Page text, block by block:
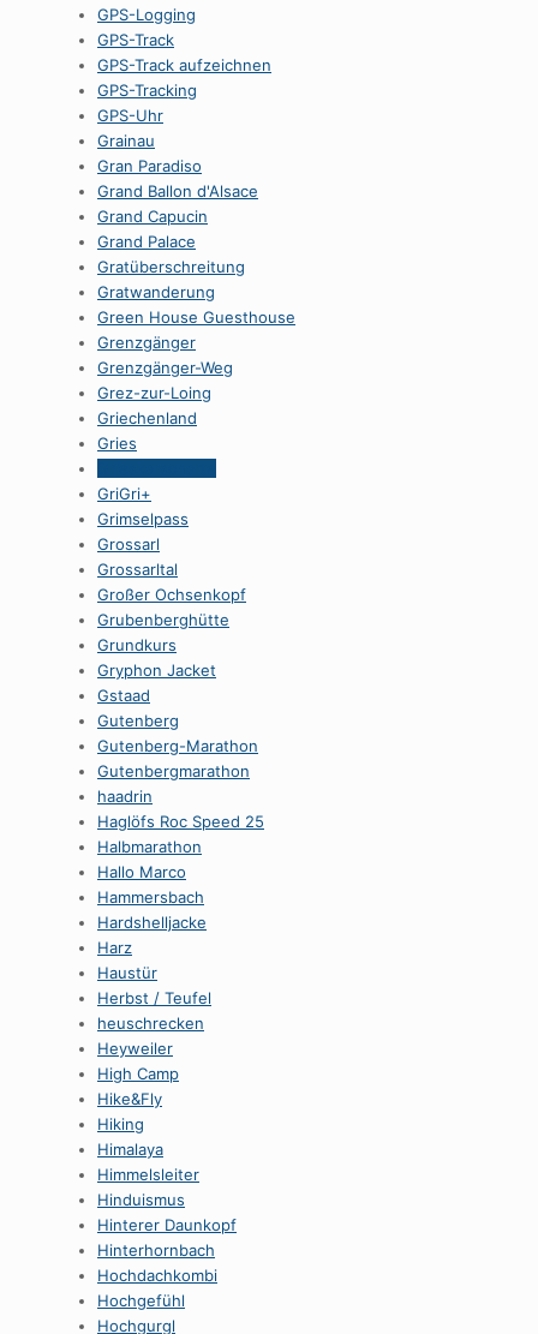
GPS-Logging
GPS-Track
GPS-Track aufzeichnen
GPS-Tracking
GPS-Uhr
Grainau
Gran Paradiso
Grand Ballon d'Alsace
Grand Capucin
Grand Palace
Gratüberschreitung
Gratwanderung
Green House Guesthouse
Grenzgänger
Grenzgänger-Weg
Grez-zur-Loing
Griechenland
Gries
GriGri+
Grimselpass
Grossarl
Grossarltal
Großer Ochsenkopf
Grubenberghütte
Grundkurs
Gryphon Jacket
Gstaad
Gutenberg
Gutenberg-Marathon
Gutenbergmarathon
haadrin
Haglöfs Roc Speed 25
Halbmarathon
Hallo Marco
Hammersbach
Hardshelljacke
Harz
Haustür
Herbst / Teufel
heuschrecken
Heyweiler
High Camp
Hike&Fly
Hiking
Himalaya
Himmelsleiter
Hinduismus
Hinterer Daunkopf
Hinterhornbach
Hochdachkombi
Hochgefühl
Hochgurgl